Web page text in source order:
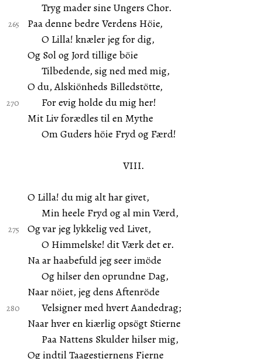
Tryg mader sine Ungers Chor.
Paa denne bedre Verdens Höie,
O Lilla! knæler jeg for dig,
Og Sol og Jord tillige böie
Tilbedende, sig ned med mig,
O du, Alskiönheds Billedstötte,
For evig holde du mig her!
Mit Liv forædles til en Mythe
Om Guders höie Fryd og Færd!
VIII.
O Lilla! du mig alt har givet,
Min heele Fryd og al min Værd,
Og var jeg lykkelig ved Livet,
O Himmelske! dit Værk det er.
Na ar haabefuld jeg seer imöde
Og hilser den oprundne Dag,
Naar nöiet, jeg dens Aftenröde
Velsigner med hvert Aandedrag;
Naar hver en kiærlig opsögt Stierne
Paa Nattens Skulder hilser mig,
Og indtil Taagestiernens Fierne